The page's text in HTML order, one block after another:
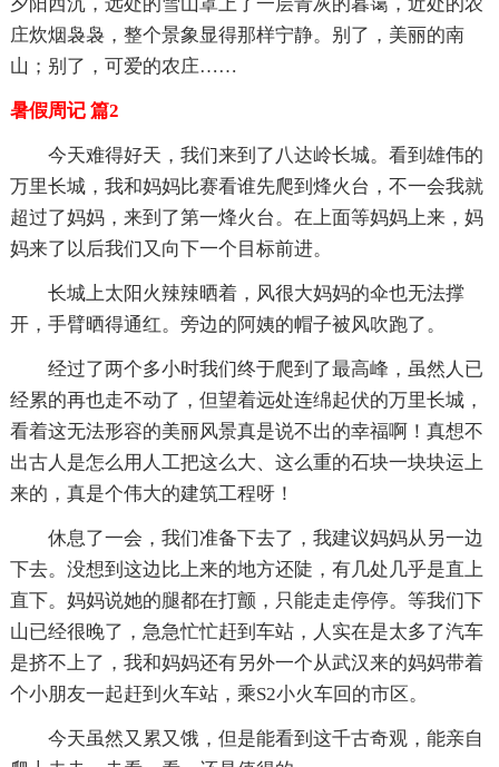
庄炊烟袅袅，整个景象显得那样宁静。别了，美丽的南
山；别了，可爱的农庄……
暑假周记 篇2
今天难得好天，我们来到了八达岭长城。看到雄伟的
万里长城，我和妈妈比赛看谁先爬到烽火台，不一会我就
超过了妈妈，来到了第一烽火台。在上面等妈妈上来，妈
妈来了以后我们又向下一个目标前进。
长城上太阳火辣辣晒着，风很大妈妈的伞也无法撑
开，手臂晒得通红。旁边的阿姨的帽子被风吹跑了。
经过了两个多小时我们终于爬到了最高峰，虽然人已
经累的再也走不动了，但望着远处连绵起伏的万里长城，
看着这无法形容的美丽风景真是说不出的幸福啊！真想不
出古人是怎么用人工把这么大、这么重的石块一块块运上
来的，真是个伟大的建筑工程呀！
休息了一会，我们准备下去了，我建议妈妈从另一边
下去。没想到这边比上来的地方还陡，有几处几乎是直上
直下。妈妈说她的腿都在打颤，只能走走停停。等我们下
山已经很晚了，急急忙忙赶到车站，人实在是太多了汽车
是挤不上了，我和妈妈还有另外一个从武汉来的妈妈带着
个小朋友一起赶到火车站，乘S2小火车回的市区。
今天虽然又累又饿，但是能看到这千古奇观，能亲自